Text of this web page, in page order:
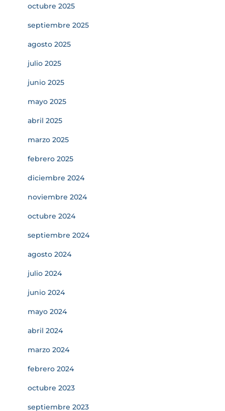
octubre 2025
septiembre 2025
agosto 2025
julio 2025
junio 2025
mayo 2025
abril 2025
marzo 2025
febrero 2025
diciembre 2024
noviembre 2024
octubre 2024
septiembre 2024
agosto 2024
julio 2024
junio 2024
mayo 2024
abril 2024
marzo 2024
febrero 2024
octubre 2023
septiembre 2023